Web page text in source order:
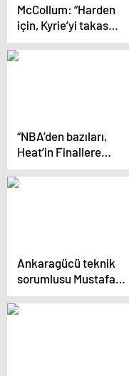
McCollum: “Harden
için, Kyrie’yi takas
ederdim…”
“NBA’den bazıları,
Heat’in Finallere
çıkışını ‘şans eseri’
olarak görüyor” iddiası
Ankaragücü teknik
sorumlusu Mustafa
Dalcı: “Tek eksik
goldü”